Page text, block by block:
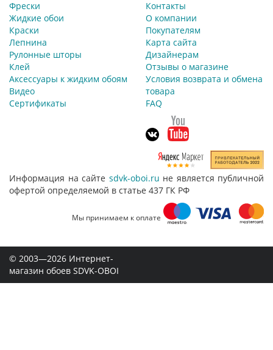
Фрески
Жидкие обои
Краски
Лепнина
Рулонные шторы
Клей
Аксессуары к жидким обоям
Видео
Сертификаты
Контакты
О компании
Покупателям
Карта сайта
Дизайнерам
Отзывы о магазине
Условия возврата и обмена
товара
FAQ
Информация на сайте sdvk-oboi.ru не является публичной
офертой определяемой в статье 437 ГК РФ
Мы принимаем к оплате
© 2003—2026 Интернет-
магазин обоев SDVK-OBOI